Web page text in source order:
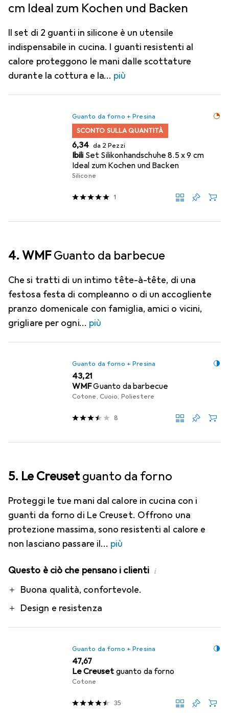
cm Ideal zum Kochen und Backen
Il set di 2 guanti in silicone è un utensile
indispensabile in cucina. I guanti resistenti al
calore proteggono le mani dalle scottature
durante la cottura e la
più
Guanto da forno + Presina
SCONTO SULLA QUANTITÀ
EUR
6,34 da 2 Pezzi
Ibili Set Silikonhandschuhe 8.5 x 9 cm
Ideal zum Kochen und Backen
Silicone
1
4. WMFGuanto da barbecue
Che si tratti di un intimo tête-à-tête, di una
festosa festa di compleanno o di un accogliente
pranzo domenicale con famiglia, amici o vicini,
grigliare per ogni
più
Guanto da forno + Presina
EUR
43,21
WMFGuanto da barbecue
Cotone, Cuoio, Poliestere
8
5. Le Creusetguanto da forno
Proteggi le tue mani dal calore in cucina con i
guanti da forno di Le Creuset. Offrono una
protezione massima, sono resistenti al calore e
non lasciano passare il
più
Questo è ciò che pensano i clienti i
ProBuona qualità, confortevole.
Design e resistenza
Guanto da forno + Presina
EUR
47,67
Le Creuset guanto da forno
Cotone
35